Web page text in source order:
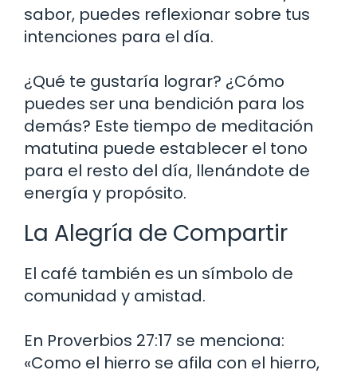
sabor, puedes reflexionar sobre tus
intenciones para el día.
¿Qué te gustaría lograr? ¿Cómo
puedes ser una bendición para los
demás? Este tiempo de meditación
matutina puede establecer el tono
para el resto del día, llenándote de
energía y propósito.
La Alegría de Compartir
El café también es un símbolo de
comunidad y amistad.
En Proverbios 27:17 se menciona:
«Como el hierro se afila con el hierro,